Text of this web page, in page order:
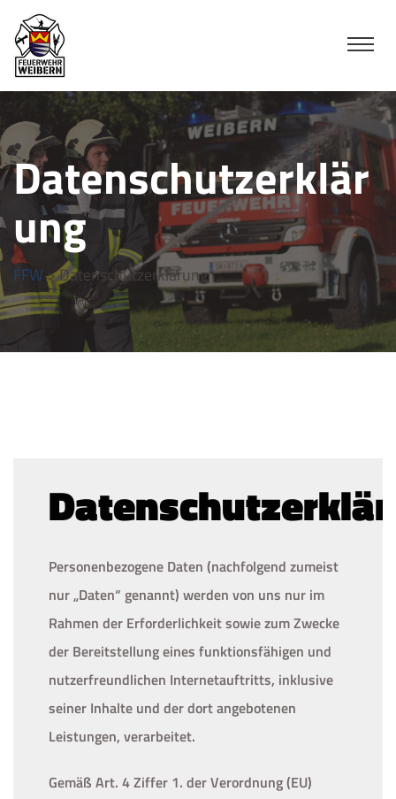
Datenschutzerklär
ung
FFW> Datenschutzerklärung
Personenbezogene Daten (nachfolgend zumeist
nur „Daten“ genannt) werden von uns nur im
Rahmen der Erforderlichkeit sowie zum Zwecke
der Bereitstellung eines funktionsfähigen und
nutzerfreundlichen Internetauftritts, inklusive
seiner Inhalte und der dort angebotenen
Leistungen, verarbeitet.
Gemäß Art. 4 Ziffer 1. der Verordnung (EU)